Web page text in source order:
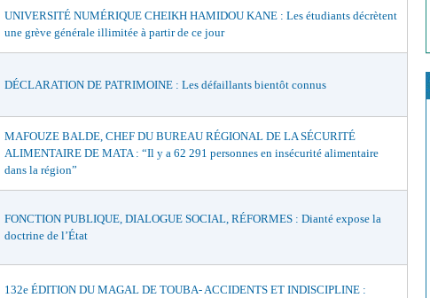
UNIVERSITÉ NUMÉRIQUE CHEIKH HAMIDOU KANE : Les étudiants décrètent
une grève générale illimitée à partir de ce jour
DÉCLARATION DE PATRIMOINE : Les défaillants bientôt connus
MAFOUZE BALDE, CHEF DU BUREAU RÉGIONAL DE LA SÉCURITÉ
ALIMENTAIRE DE MATA : “Il y a 62 291 personnes en insécurité alimentaire
dans la région”
FONCTION PUBLIQUE, DIALOGUE SOCIAL, RÉFORMES : Dianté expose la
doctrine de l’État
132e ÉDITION DU MAGAL DE TOUBA- ACCIDENTS ET INDISCIPLINE :